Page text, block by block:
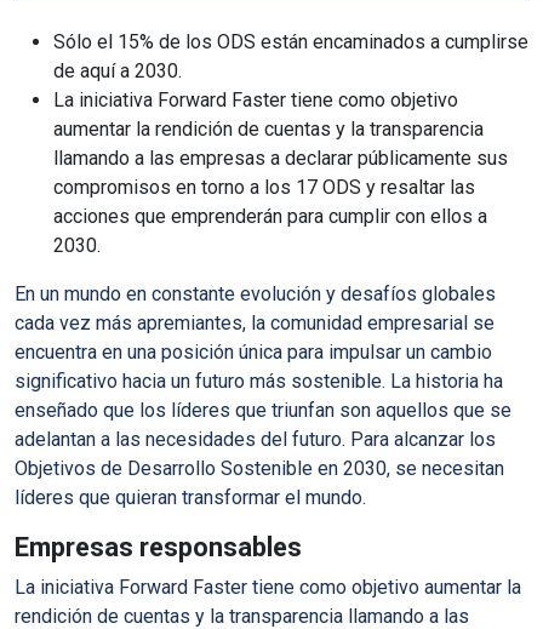
Sólo el 15% de los ODS están encaminados a cumplirse
de aquí a 2030.
La iniciativa Forward Faster tiene como objetivo
aumentar la rendición de cuentas y la transparencia
llamando a las empresas a declarar públicamente sus
compromisos en torno a los 17 ODS y resaltar las
acciones que emprenderán para cumplir con ellos a
2030.
En un mundo en constante evolución y desafíos globales
cada vez más apremiantes, la comunidad empresarial se
encuentra en una posición única para impulsar un cambio
significativo hacia un futuro más sostenible. La historia ha
enseñado que los líderes que triunfan son aquellos que se
adelantan a las necesidades del futuro. Para alcanzar los
Objetivos de Desarrollo Sostenible en 2030, se necesitan
líderes que quieran transformar el mundo.
Empresas responsables
La iniciativa Forward Faster tiene como objetivo aumentar la
rendición de cuentas y la transparencia llamando a las